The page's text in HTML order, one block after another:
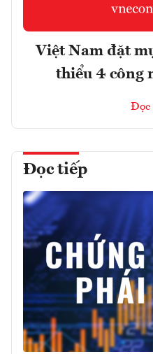
Việt Nam đặt
thiểu 4 công
Đọc
Đọc tiếp